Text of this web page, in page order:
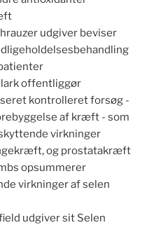
udgiver beviser
offentliggør
kontrolleret forsøg -
af kræft - som
virkninger
og prostatakræft
opsummerer
virkninger af selen
udgiver sit Selen